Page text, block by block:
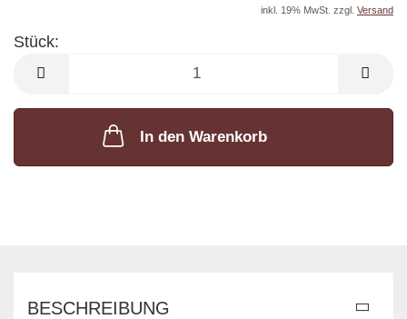
inkl. 19% MwSt. zzgl. Versand
Stück:
Stück
In den Warenkorb
BESCHREIBUNG